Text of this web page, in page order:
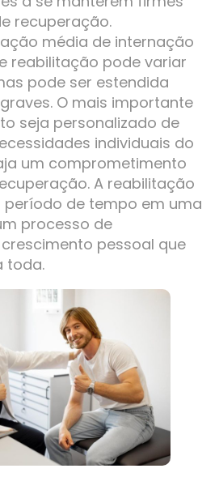
recuperação.
média de internação
reabilitação pode variar
pode ser estendida
O mais importante
seja personalizado de
individuais do
um comprometimento
A reabilitação
período de tempo em uma
processo de
pessoal que
toda.